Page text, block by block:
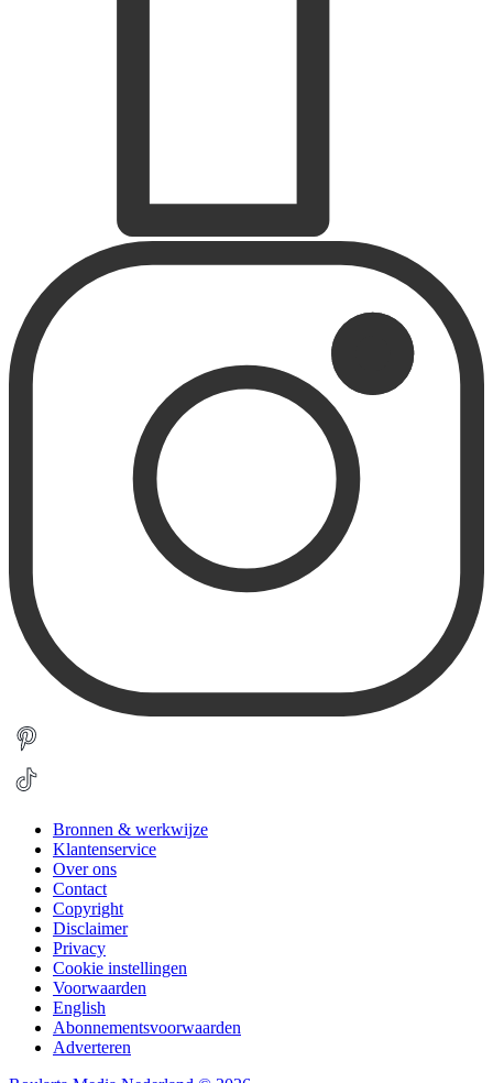
Bronnen & werkwijze
Klantenservice
Over ons
Contact
Copyright
Disclaimer
Privacy
Cookie instellingen
Voorwaarden
English
Abonnementsvoorwaarden
Adverteren